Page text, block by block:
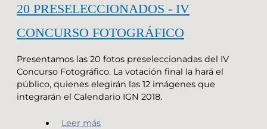
20 PRESELECCIONADOS - IV
CONCURSO FOTOGRÁFICO
Presentamos las 20 fotos preseleccionadas del IV
Concurso Fotográfico. La votación final la hará el
público, quienes elegirán las 12 imágenes que
integrarán el Calendario IGN 2018.
Leer más